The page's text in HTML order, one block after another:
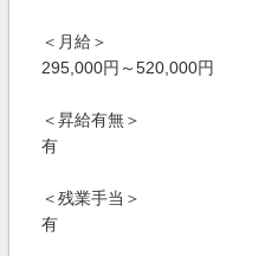
＜月給＞
295,000円～520,000円
＜昇給有無＞
有
＜残業手当＞
有